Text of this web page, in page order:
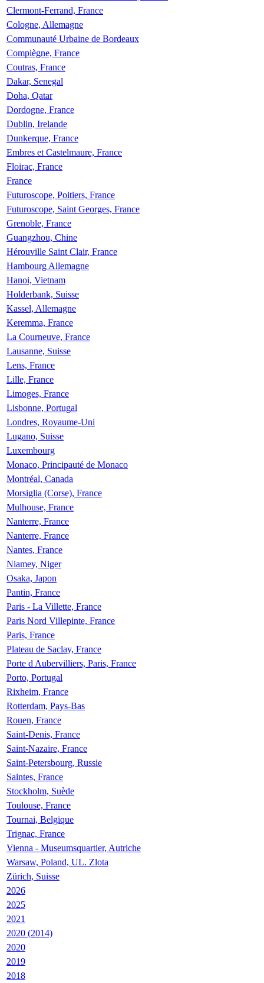
Clermont-Ferrand, France
Cologne, Allemagne
Communauté Urbaine de Bordeaux
Compiègne, France
Coutras, France
Dakar, Senegal
Doha, Qatar
Dordogne, France
Dublin, Irelande
Dunkerque, France
Embres et Castelmaure, France
Floirac, France
France
Futuroscope, Poitiers, France
Futuroscope, Saint Georges, France
Grenoble, France
Guangzhou, Chine
Hérouville Saint Clair, France
Hambourg Allemagne
Hanoi, Vietnam
Holderbank, Suisse
Kassel, Allemagne
Keremma, France
La Courneuve, France
Lausanne, Suisse
Lens, France
Lille, France
Limoges, France
Lisbonne, Portugal
Londres, Royaume-Uni
Lugano, Suisse
Luxembourg
Monaco, Principauté de Monaco
Montréal, Canada
Morsiglia (Corse), France
Mulhouse, France
Nanterre, France
Nanterre, France
Nantes, France
Niamey, Niger
Osaka, Japon
Pantin, France
Paris - La Villette, France
Paris Nord Villepinte, France
Paris, France
Plateau de Saclay, France
Porte d Aubervilliers, Paris, France
Porto, Portugal
Rixheim, France
Rotterdam, Pays-Bas
Rouen, France
Saint-Denis, France
Saint-Nazaire, France
Saint-Petersbourg, Russie
Saintes, France
Stockholm, Suède
Toulouse, France
Tournai, Belgique
Trignac, France
Vienna - Museumsquartier, Autriche
Warsaw, Poland, UL. Zlota
Zürich, Suisse
2026
2025
2021
2020 (2014)
2020
2019
2018